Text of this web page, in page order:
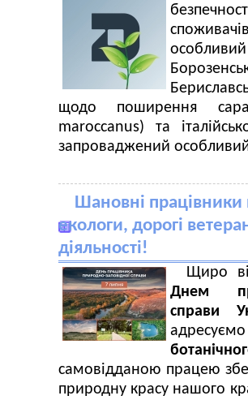
щодо поширення
maroccanus) та
запроваджений
Шановні працівники
екологи, дорогі
діяльності!
Щиро
Днем
справи
самовідданою працею
природну красу нашого